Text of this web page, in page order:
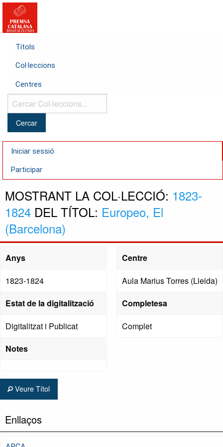
Títols
Col·leccions
Centres
Cercar
Col·leccions...
Iniciar sessió
Participar
MOSTRANT LA COL·LECCIÓ: 1823-
1824 DEL TÍTOL: Europeo, El
(Barcelona)
Anys
1823-1824
Estat de la digitalització
Digitalitzat i Publicat
Notes
Centre
Aula Marius Torres (Lleida)
Completesa
Complet
Veure Títol
Enllaços